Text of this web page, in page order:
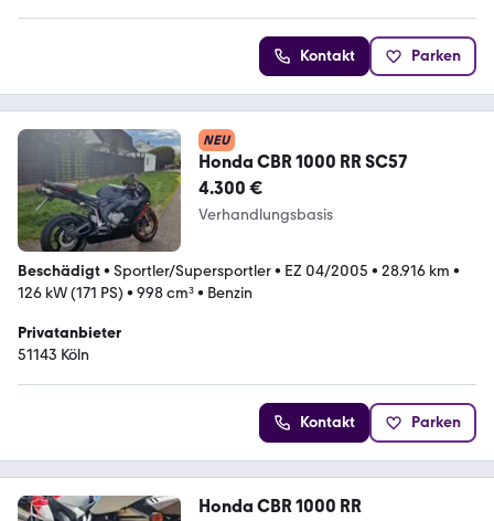
Kontakt Parken
NEU
Honda CBR 1000 RR SC57
4.300 €
Verhandlungsbasis
Beschädigt• Sportler/Supersportler• EZ 04/2005 • 28.916 km •
126 kW (171 PS) • 998 cm³• Benzin
Privatanbieter
51143 Köln
Kontakt Parken
Honda CBR 1000 RR